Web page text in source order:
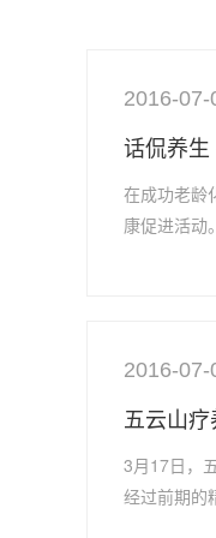
2016-07-
话侃养
在成功老龄
康促进活
2016-07-
五云山
3月17日，
经过前期